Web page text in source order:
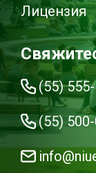
Лицензия
(55)
(55)